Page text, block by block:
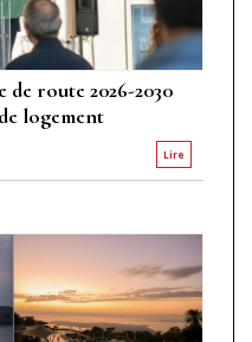
de route 2026-2030
logement
Lire